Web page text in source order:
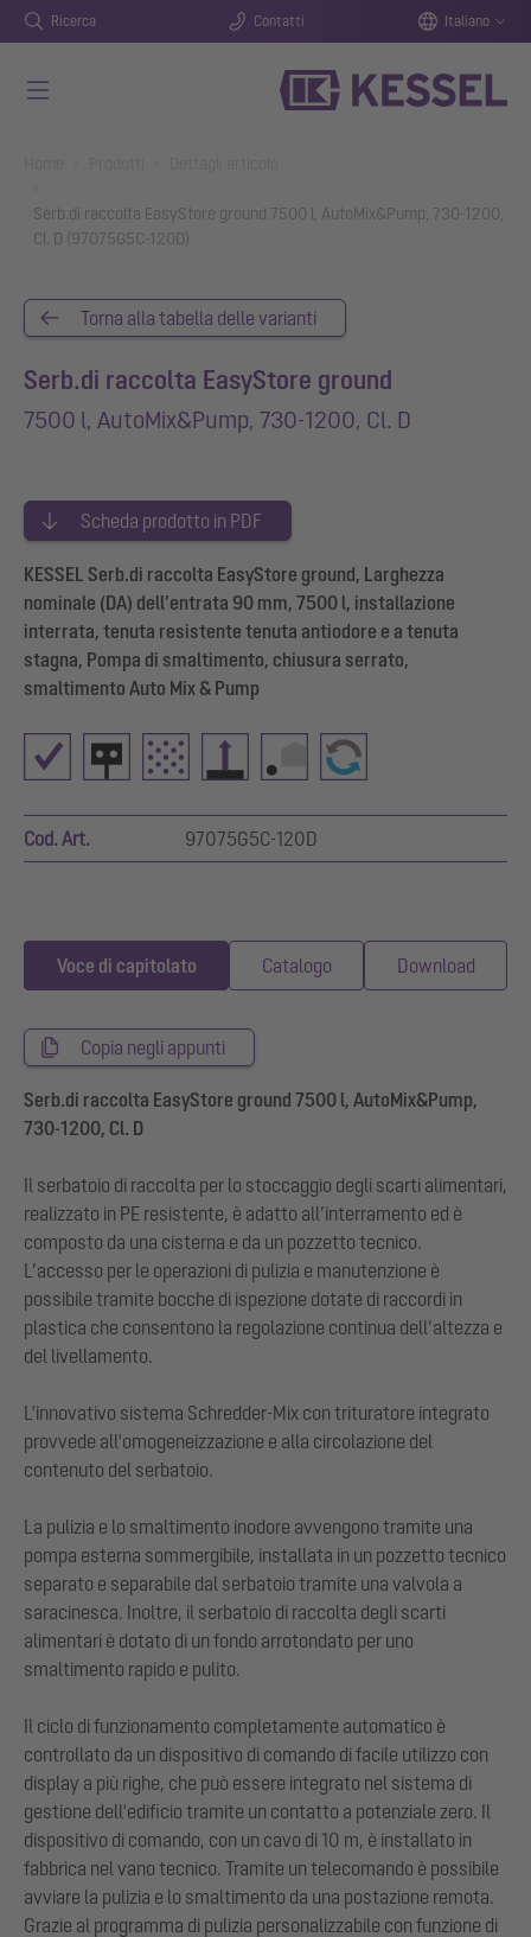
Ricerca Contatti Italiano
Serb.di raccolta EasyStore ground 7500 l, AutoMix&Pump, 730-1200,
Cl. D (97075G5C-120D)
Torna alla tabella delle varianti
Serb.di raccolta EasyStore ground
7500 l, AutoMix&Pump, 730-1200, Cl. D
Scheda prodotto in PDF
KESSEL Serb.di raccolta EasyStore ground, Larghezza
nominale (DA) dell’entrata 90 mm, 7500 l, installazione
interrata, tenuta resistente tenuta antiodore e a tenuta
stagna, Pompa di smaltimento, chiusura serrato,
smaltimento Auto Mix & Pump
Cod. Art. 97075G5C-120D
Voce di capitolato Catalogo Download
Copia negli appunti
Serb.di raccolta EasyStore ground 7500 l, AutoMix&Pump,
730-1200, Cl. D
Il serbatoio di raccolta per lo stoccaggio degli scarti alimentari,
realizzato in PE resistente, è adatto all’interramento ed è
composto da una cisterna e da un pozzetto tecnico.
L’accesso per le operazioni di pulizia e manutenzione è
possibile tramite bocche di ispezione dotate di raccordi in
plastica che consentono la regolazione continua dell’altezza e
del livellamento.
L'innovativo sistema Schredder-Mix con trituratore integrato
provvede all'omogeneizzazione e alla circolazione del
contenuto del serbatoio.
La pulizia e lo smaltimento inodore avvengono tramite una
pompa esterna sommergibile, installata in un pozzetto tecnico
separato e separabile dal serbatoio tramite una valvola a
saracinesca. Inoltre, il serbatoio di raccolta degli scarti
alimentari è dotato di un fondo arrotondato per uno
smaltimento rapido e pulito.
Il ciclo di funzionamento completamente automatico è
controllato da un dispositivo di comando di facile utilizzo con
display a più righe, che può essere integrato nel sistema di
gestione dell'edificio tramite un contatto a potenziale zero. Il
dispositivo di comando, con un cavo di 10 m, è installato in
fabbrica nel vano tecnico. Tramite un telecomando è possibile
avviare la pulizia e lo smaltimento da una postazione remota.
Grazie al programma di pulizia personalizzabile con funzione di